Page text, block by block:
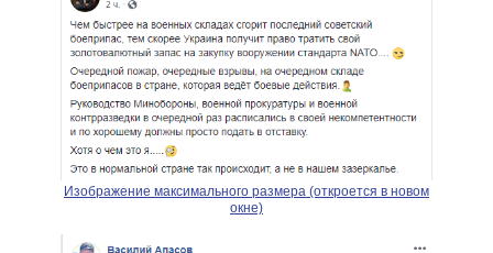
Изображение максимального размера (откроется в новом
окне)